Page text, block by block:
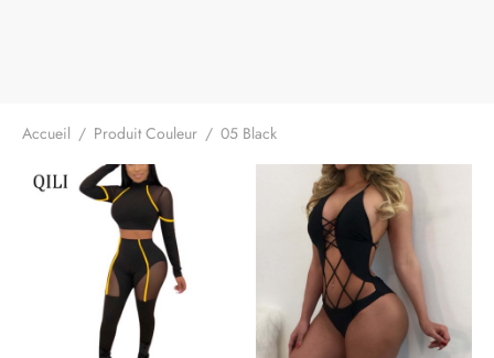
Accueil / Produit Couleur / 05 Black